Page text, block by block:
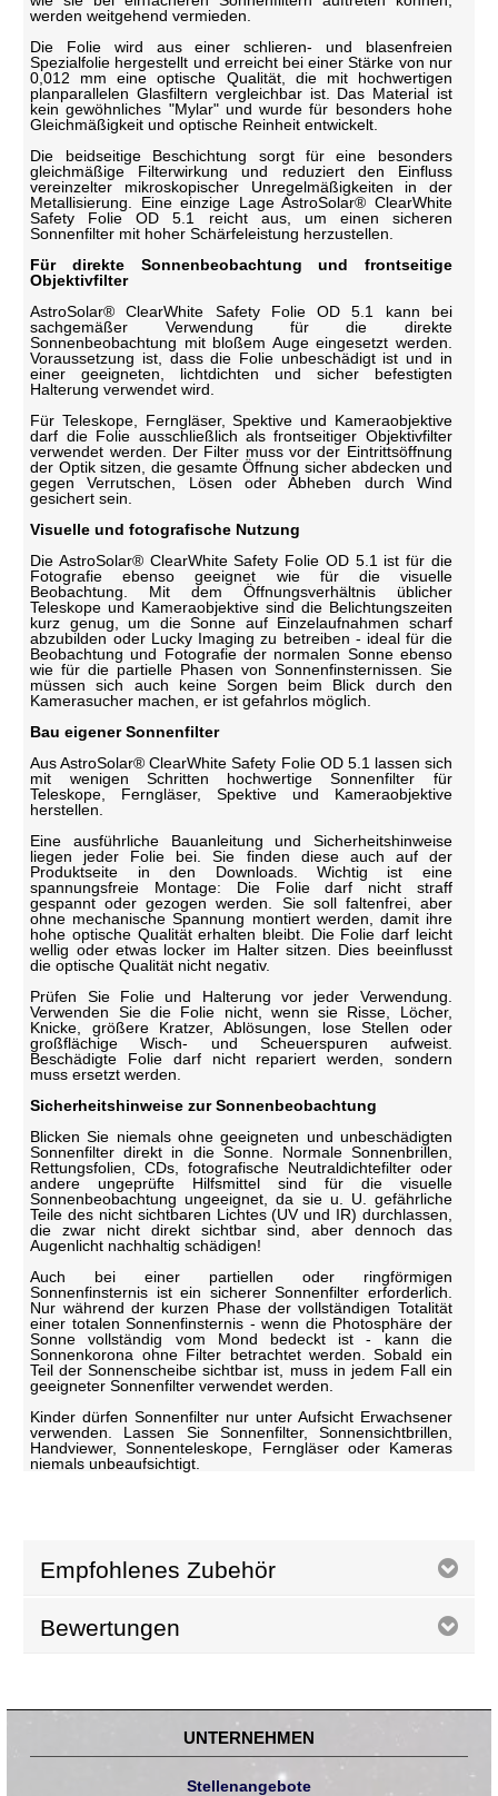
werden weitgehend vermieden.
Die Folie wird aus einer schlieren- und blasenfreien
Spezialfolie hergestellt und erreicht bei einer Stärke von nur
0,012 mm eine optische Qualität, die mit hochwertigen
planparallelen Glasfiltern vergleichbar ist. Das Material ist
kein gewöhnliches "Mylar" und wurde für besonders hohe
Gleichmäßigkeit und optische Reinheit entwickelt.
Die beidseitige Beschichtung sorgt für eine besonders
gleichmäßige Filterwirkung und reduziert den Einfluss
vereinzelter mikroskopischer Unregelmäßigkeiten in der
Metallisierung. Eine einzige Lage AstroSolar® ClearWhite
Safety Folie OD 5.1 reicht aus, um einen sicheren
Sonnenfilter mit hoher Schärfeleistung herzustellen.
Für direkte Sonnenbeobachtung und frontseitige
Objektivfilter
AstroSolar® ClearWhite Safety Folie OD 5.1 kann bei
sachgemäßer Verwendung für die direkte
Sonnenbeobachtung mit bloßem Auge eingesetzt werden.
Voraussetzung ist, dass die Folie unbeschädigt ist und in
einer geeigneten, lichtdichten und sicher befestigten
Halterung verwendet wird.
Für Teleskope, Ferngläser, Spektive und Kameraobjektive
darf die Folie ausschließlich als frontseitiger Objektivfilter
verwendet werden. Der Filter muss vor der Eintrittsöffnung
der Optik sitzen, die gesamte Öffnung sicher abdecken und
gegen Verrutschen, Lösen oder Abheben durch Wind
gesichert sein.
Visuelle und fotografische Nutzung
Die AstroSolar® ClearWhite Safety Folie OD 5.1 ist für die
Fotografie ebenso geeignet wie für die visuelle
Beobachtung. Mit dem Öffnungsverhältnis üblicher
Teleskope und Kameraobjektive sind die Belichtungszeiten
kurz genug, um die Sonne auf Einzelaufnahmen scharf
abzubilden oder Lucky Imaging zu betreiben - ideal für die
Beobachtung und Fotografie der normalen Sonne ebenso
wie für die partielle Phasen von Sonnenfinsternissen. Sie
müssen sich auch keine Sorgen beim Blick durch den
Kamerasucher machen, er ist gefahrlos möglich.
Bau eigener Sonnenfilter
Aus AstroSolar® ClearWhite Safety Folie OD 5.1 lassen sich
mit wenigen Schritten hochwertige Sonnenfilter für
Teleskope, Ferngläser, Spektive und Kameraobjektive
herstellen.
Eine ausführliche Bauanleitung und Sicherheitshinweise
liegen jeder Folie bei. Sie finden diese auch auf der
Produktseite in den Downloads. Wichtig ist eine
spannungsfreie Montage: Die Folie darf nicht straff
gespannt oder gezogen werden. Sie soll faltenfrei, aber
ohne mechanische Spannung montiert werden, damit ihre
hohe optische Qualität erhalten bleibt. Die Folie darf leicht
wellig oder etwas locker im Halter sitzen. Dies beeinflusst
die optische Qualität nicht negativ.
Prüfen Sie Folie und Halterung vor jeder Verwendung.
Verwenden Sie die Folie nicht, wenn sie Risse, Löcher,
Knicke, größere Kratzer, Ablösungen, lose Stellen oder
großflächige Wisch- und Scheuerspuren aufweist.
Beschädigte Folie darf nicht repariert werden, sondern
muss ersetzt werden.
Sicherheitshinweise zur Sonnenbeobachtung
Blicken Sie niemals ohne geeigneten und unbeschädigten
Sonnenfilter direkt in die Sonne. Normale Sonnenbrillen,
Rettungsfolien, CDs, fotografische Neutraldichtefilter oder
andere ungeprüfte Hilfsmittel sind für die visuelle
Sonnenbeobachtung ungeeignet, da sie u. U. gefährliche
Teile des nicht sichtbaren Lichtes (UV und IR) durchlassen,
die zwar nicht direkt sichtbar sind, aber dennoch das
Augenlicht nachhaltig schädigen!
Auch bei einer partiellen oder ringförmigen
Sonnenfinsternis ist ein sicherer Sonnenfilter erforderlich.
Nur während der kurzen Phase der vollständigen Totalität
einer totalen Sonnenfinsternis - wenn die Photosphäre der
Sonne vollständig vom Mond bedeckt ist - kann die
Sonnenkorona ohne Filter betrachtet werden. Sobald ein
Teil der Sonnenscheibe sichtbar ist, muss in jedem Fall ein
geeigneter Sonnenfilter verwendet werden.
Kinder dürfen Sonnenfilter nur unter Aufsicht Erwachsener
verwenden. Lassen Sie Sonnenfilter, Sonnensichtbrillen,
Handviewer, Sonnenteleskope, Ferngläser oder Kameras
niemals unbeaufsichtigt.
Empfohlenes Zubehör
Bewertungen
UNTERNEHMEN
Stellenangebote